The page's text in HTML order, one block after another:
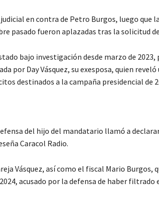
en contra de Petro Burgos, luego que
pasado fueron aplazadas tras la solicitud
bajo investigación desde marzo de
por Day Vásquez, su exesposa, quien reveló
destinados a la campaña presidencial de
del hijo del mandatario llamó a
Caracol Radio.
Vásquez, así como el fiscal Mario Burgos,
acusado por la defensa de haber filtrado